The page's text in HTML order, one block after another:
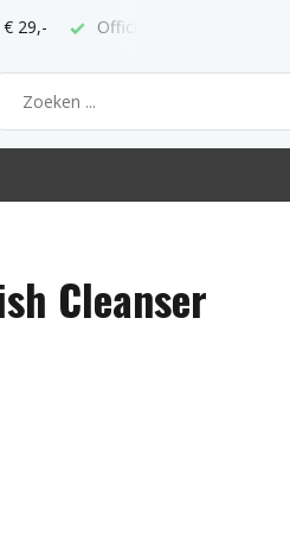
voor 21h = volgende werkdag thuis
Cleanser